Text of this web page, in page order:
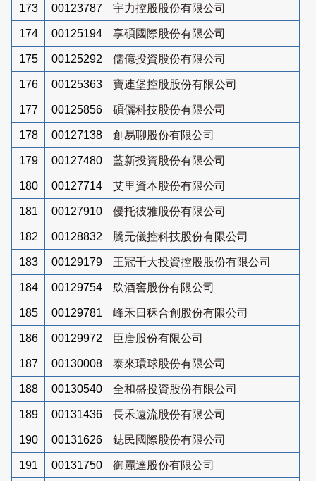
173 00123787 宇力控股股份有限公司
174 00125194 享碩國際股份有限公司
175 00125292 儒億投資股份有限公司
176 00125363 寶連堡控股股份有限公司
177 00125856 碩儷科技股份有限公司
178 00127138 創易聊股份有限公司
179 00127480 藍新投資股份有限公司
180 00127714 艾里資本股份有限公司
181 00127910 優托彼雅股份有限公司
182 00128832 騰元儀控科技股份有限公司
183 00129179 王冠千大投資控股股份有限公司
184 00129754 镹酒窖股份有限公司
185 00129781 峰禾日秝合創股份有限公司
186 00129972 臣唐股份有限公司
187 00130008 泰來環球股份有限公司
188 00130540 全和盛投資股份有限公司
189 00131436 長禾遠流股份有限公司
190 00131626 鋕民國際股份有限公司
191 00131750 御麗達股份有限公司